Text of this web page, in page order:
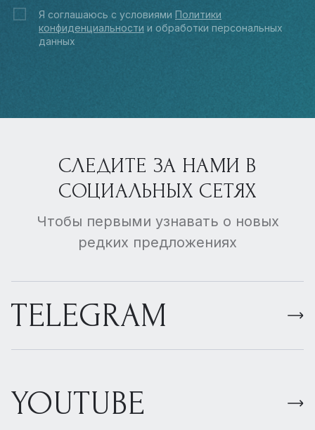
Я соглашаюсь с условиями Политики
конфиденциальности и обработки персональных
данных
СЛЕДИТЕ ЗА НАМИ В
СОЦИАЛЬНЫХ СЕТЯХ
Чтобы первыми узнавать о новых
редких предложениях
TELEGRAM
YOUTUBE